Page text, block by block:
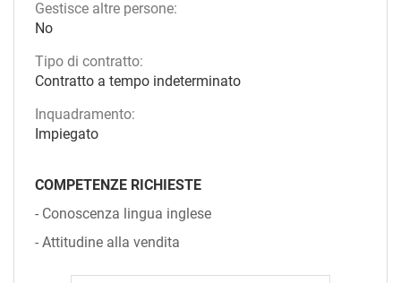
Gestisce altre persone:
No
Tipo di contratto:
Contratto a tempo indeterminato
Inquadramento:
Impiegato
COMPETENZE RICHIESTE
- Conoscenza lingua inglese
- Attitudine alla vendita